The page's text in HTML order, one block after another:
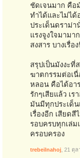
ชัดเจนมาก คือ
ทำได้และไม่ไ
ประเด็นดราม่
แรงจูงใจมามา
สงสาร บางเรื่
สรุปเป็นมังงะ
ฆาตกรรมต่อเ
หลอน คือได้อา
รักๆเสียแล้ว เ
มันมีทุกประเด็น
เรื่องอีก เสียด
รอบครบทุกเล่ม
ครอบครอง
trebeilnahoj 21 ตุล